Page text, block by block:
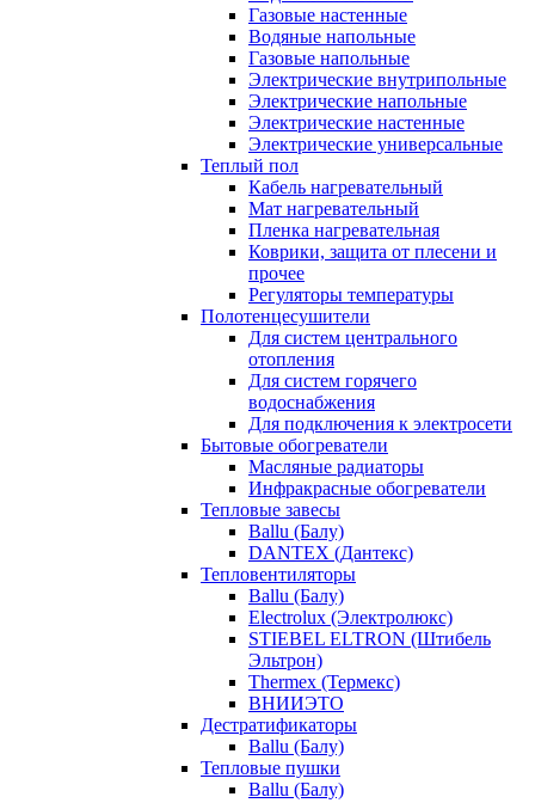
Газовые настенные
Водяные напольные
Газовые напольные
Электрические внутрипольные
Электрические напольные
Электрические настенные
Электрические универсальные
Теплый пол
Кабель нагревательный
Мат нагревательный
Пленка нагревательная
Коврики, защита от плесени и
прочее
Регуляторы температуры
Полотенцесушители
Для систем центрального
отопления
Для систем горячего
водоснабжения
Для подключения к электросети
Бытовые обогреватели
Масляные радиаторы
Инфракрасные обогреватели
Тепловые завесы
Ballu (Балу)
DANTEX (Дантекс)
Тепловентиляторы
Ballu (Балу)
Electrolux (Электролюкс)
STIEBEL ELTRON (Штибель
Эльтрон)
Thermex (Термекс)
ВНИИЭТО
Дестратификаторы
Ballu (Балу)
Тепловые пушки
Ballu (Балу)